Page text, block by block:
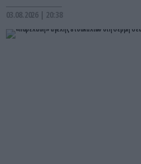
03.08.2026 | 20:38